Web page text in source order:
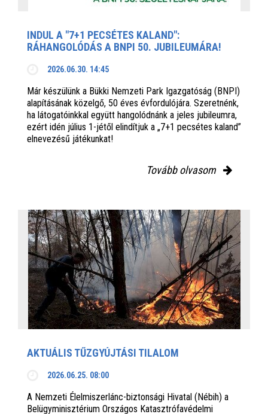
INDUL A "7+1 PECSÉTES KALAND":
RÁHANGOLÓDÁS A BNPI 50. JUBILEUMÁRA!
2026.06.30. 14:45
Már készülünk a Bükki Nemzeti Park Igazgatóság (BNPI)
alapításának közelgő, 50 éves évfordulójára. Szeretnénk,
ha látogatóinkkal együtt hangolódnánk a jeles jubileumra,
ezért idén július 1-jétől elindítjuk a „7+1 pecsétes kaland”
elnevezésű játékunkat!
Tovább olvasom
AKTUÁLIS TŰZGYÚJTÁSI TILALOM
2026.06.25. 08:00
A Nemzeti Élelmiszerlánc-biztonsági Hivatal (Nébih) a
Belügyminisztérium Országos Katasztrófavédelmi